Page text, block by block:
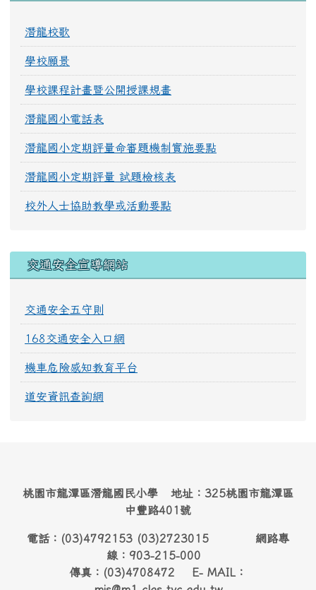
潛龍校歌
學校願景
學校課程計畫暨公開授課規畫
潛龍國小電話表
潛龍國小定期評量命審題機制實施要點
潛龍國小定期評量 試題檢核表
校外人士協助教學或活動要點
交通安全宣導網站
交通安全五守則
168交通安全入口網
機車危險感知教育平台
道安資訊查詢網
桃園市龍潭區潛龍國民小學 地址：325桃園市龍潭區
中豐路401號
電話：(03)4792153 (03)2723015 網路專
線：903-215-000
傳真：(03)4708472 E- MAIL：